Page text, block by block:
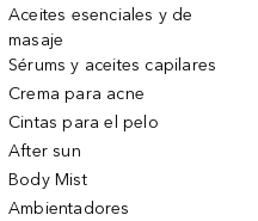
Aceites esenciales y de
masaje
Sérums y aceites capilares
Crema para acne
Cintas para el pelo
After sun
Body Mist
Ambientadores